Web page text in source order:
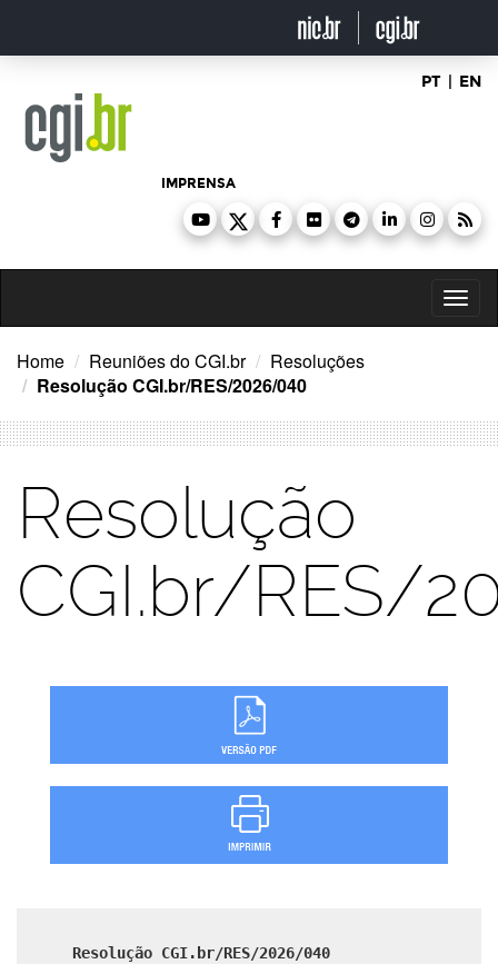
o
PT | EN
IMPRENSA
Home Reuniões do CGI.br
Resoluções
Resolução CGI.br/RES/2026/040
Resolução
CGI.br/RES/
Resolução CGI.br/RES/2026/040